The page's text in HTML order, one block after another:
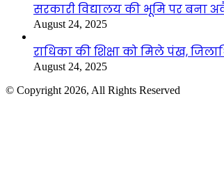
सरकारी विद्यालय की भूमि पर बना
August 24, 2025
राधिका की शिक्षा को मिले पंख,
August 24, 2025
© Copyright 2026, All Rights Reserved